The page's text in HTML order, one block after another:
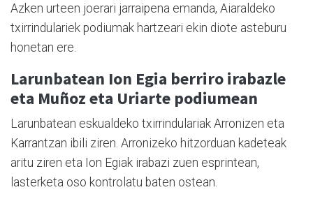
Azken urteen joerari jarraipena emanda, Aiaraldeko
txirrindulariek podiumak hartzeari ekin diote asteburu
honetan ere.
Larunbatean Ion Egia berriro irabazle
eta Muñoz eta Uriarte podiumean
Larunbatean eskualdeko txirrindulariak Arronizen eta
Karrantzan ibili ziren. Arronizeko hitzorduan kadeteak
aritu ziren eta Ion Egiak irabazi zuen esprintean,
lasterketa oso kontrolatu baten ostean.